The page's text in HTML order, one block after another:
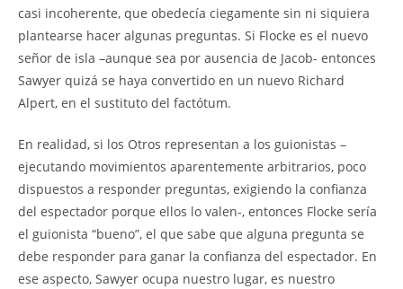
casi incoherente, que obedecía ciegamente sin ni siquiera
plantearse hacer algunas preguntas. Si Flocke es el nuevo
señor de isla –aunque sea por ausencia de Jacob- entonces
Sawyer quizá se haya convertido en un nuevo Richard
Alpert, en el sustituto del factótum.
En realidad, si los Otros representan a los guionistas –
ejecutando movimientos aparentemente arbitrarios, poco
dispuestos a responder preguntas, exigiendo la confianza
del espectador porque ellos lo valen-, entonces Flocke sería
el guionista “bueno”, el que sabe que alguna pregunta se
debe responder para ganar la confianza del espectador. En
ese aspecto, Sawyer ocupa nuestro lugar, es nuestro